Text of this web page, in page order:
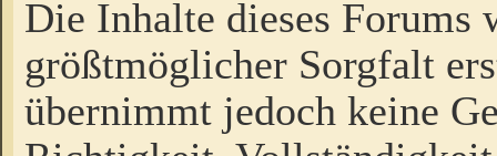
Die Inhalte dieses Forums
größtmöglicher Sorgfalt
übernimmt jedoch keine